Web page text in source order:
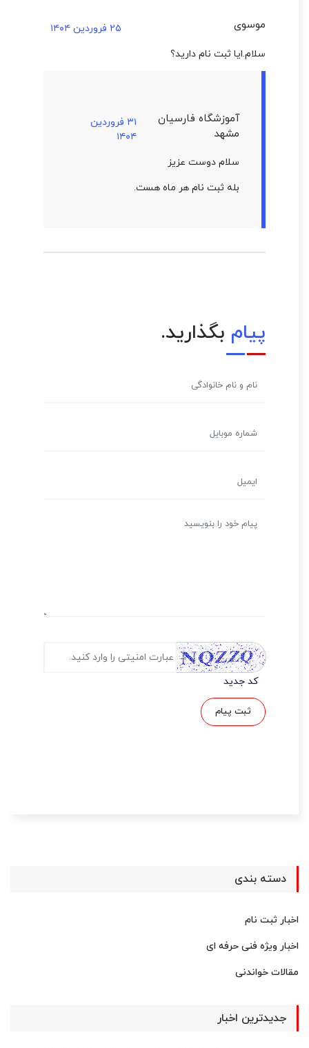
موسوی
۲۵ فروردین ۱۴۰۴
سلام.ایا ثبت نام دارید؟
آموزشگاه فارسیان
مشهد
۳۱ فروردین
۱۴۰۴
سلام دوست عزیز
بله ثبت نام هر ماه هست.
پیام بگذارید.
کد جدید
ثبت پیام
دسته بندی
اخبار ثبت نام
اخبار ویژه فنی حرفه ای
مقالات خواندنی
جدیدترین اخبار